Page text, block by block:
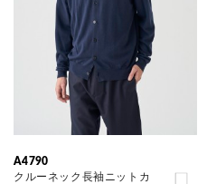
A4790
クルーネック長袖ニットカ